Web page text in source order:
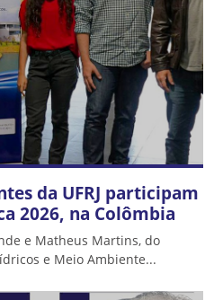
da UFRJ participam
2026, na Colômbia
e Matheus Martins, do
e Meio Ambiente...